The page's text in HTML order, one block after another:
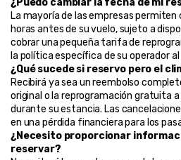
¿Puedo cambiar la fecha de mi
La mayoría de las empresas
horas antes de su vuelo, sujeto a
cobrar una pequeña tarifa de
la política específica de su operador al
¿Qué sucede si reservo pero el
Recibirá ya sea un reembolso
original o la reprogramación gratuita
durante su estancia. Las
en una pérdida financiera para los
¿Necesito proporcionar
reservar?